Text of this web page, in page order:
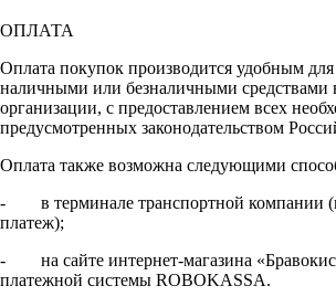
ОПЛАТА
Оплата покупок производится удобным
наличными или безналичными средствами
организации, с предоставлением всех
предусмотренных законодательством
Оплата также возможна следующими
- в терминале транспортной компании
платеж);
- на сайте интернет-магазина
платежной системы ROBOKASSA.